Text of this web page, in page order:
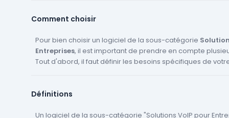
certaines tâches comme la programmation des appels.
solutions VoIP. Avec une vitesse de connexion plus
latence réduite, la 5G améliorera la qualité des appels
permettra des communications en temps réel plus fluides.
travaillent à renforcer la sécurité de leurs systèmes pour
Comment choisir
Pour bien choisir un logiciel de la sous-catégorie
Entreprises, il est important de prendre en compte
Tout d'abord, il faut définir les besoins spécifiques de
vidéoconférence ou l'intégration avec d'autres logiciels.
disponibles sur le marché. Pour cela, vous pouvez utiliser
Définitions
Un logiciel de la sous-catégorie "Solutions VoIP pour